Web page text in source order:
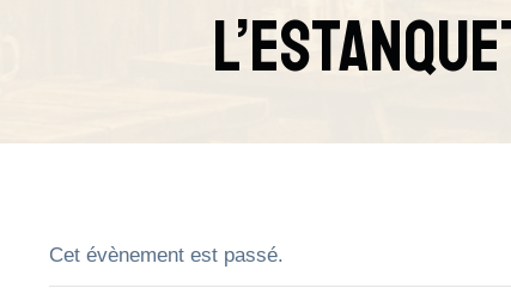
Cet évènement est passé.